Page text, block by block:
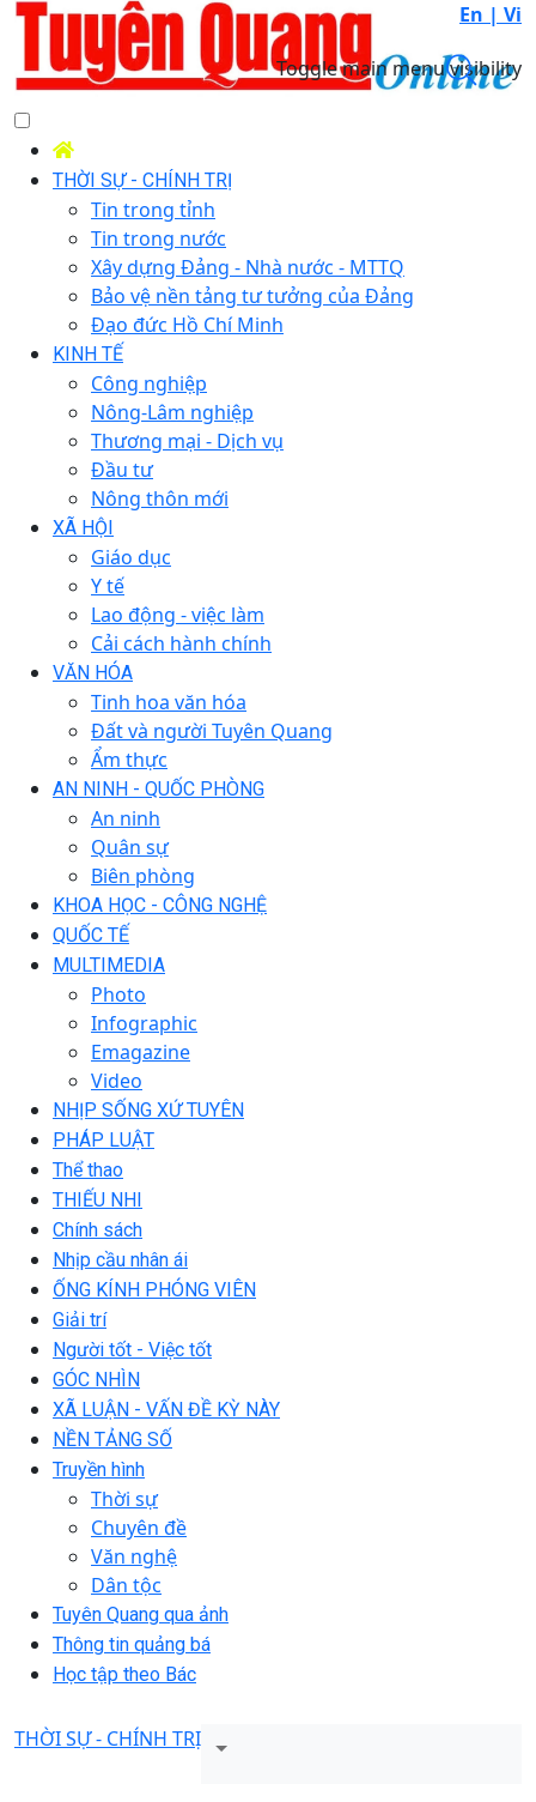
En | Vi
Toggle main menu visibility
THỜI SỰ - CHÍNH TRỊ
Tin trong tỉnh
Tin trong nước
Xây dựng Đảng - Nhà nước - MTTQ
Bảo vệ nền tảng tư tưởng của Đảng
Đạo đức Hồ Chí Minh
KINH TẾ
Công nghiệp
Nông-Lâm nghiệp
Thương mại - Dịch vụ
Đầu tư
Nông thôn mới
XÃ HỘI
Giáo dục
Y tế
Lao động - việc làm
Cải cách hành chính
VĂN HÓA
Tinh hoa văn hóa
Đất và người Tuyên Quang
Ẩm thực
AN NINH - QUỐC PHÒNG
An ninh
Quân sự
Biên phòng
KHOA HỌC - CÔNG NGHỆ
QUỐC TẾ
MULTIMEDIA
Photo
Infographic
Emagazine
Video
NHỊP SỐNG XỨ TUYÊN
PHÁP LUẬT
Thể thao
THIẾU NHI
Chính sách
Nhịp cầu nhân ái
ỐNG KÍNH PHÓNG VIÊN
Giải trí
Người tốt - Việc tốt
GÓC NHÌN
XÃ LUẬN - VẤN ĐỀ KỲ NÀY
NỀN TẢNG SỐ
Truyền hình
Thời sự
Chuyên đề
Văn nghệ
Dân tộc
Tuyên Quang qua ảnh
Thông tin quảng bá
Học tập theo Bác
THỜI SỰ - CHÍNH TRỊ